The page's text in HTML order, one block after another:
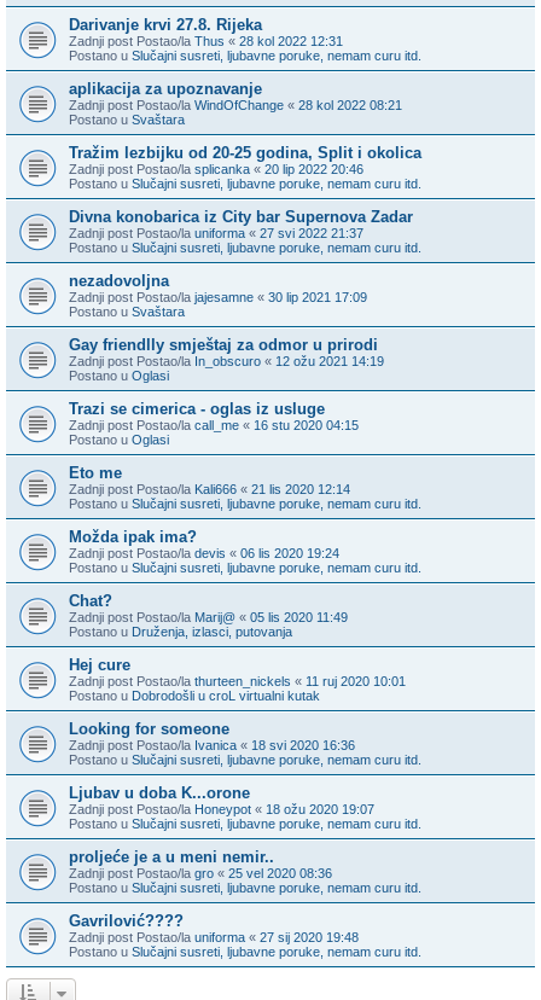
Darivanje krvi 27.8. Rijeka
Zadnji post Postao/la Thus « 28 kol 2022 12:31
Postano u Slučajni susreti, ljubavne poruke, nemam curu itd.
aplikacija za upoznavanje
Zadnji post Postao/la WindOfChange « 28 kol 2022 08:21
Postano u Svaštara
Tražim lezbijku od 20-25 godina, Split i okolica
Zadnji post Postao/la splicanka « 20 lip 2022 20:46
Postano u Slučajni susreti, ljubavne poruke, nemam curu itd.
Divna konobarica iz City bar Supernova Zadar
Zadnji post Postao/la uniforma « 27 svi 2022 21:37
Postano u Slučajni susreti, ljubavne poruke, nemam curu itd.
nezadovoljna
Zadnji post Postao/la jajesamne « 30 lip 2021 17:09
Postano u Svaštara
Gay friendlly smještaj za odmor u prirodi
Zadnji post Postao/la In_obscuro « 12 ožu 2021 14:19
Postano u Oglasi
Trazi se cimerica - oglas iz usluge
Zadnji post Postao/la call_me « 16 stu 2020 04:15
Postano u Oglasi
Eto me
Zadnji post Postao/la Kali666 « 21 lis 2020 12:14
Postano u Slučajni susreti, ljubavne poruke, nemam curu itd.
Možda ipak ima?
Zadnji post Postao/la devis « 06 lis 2020 19:24
Postano u Slučajni susreti, ljubavne poruke, nemam curu itd.
Chat?
Zadnji post Postao/la Marij@ « 05 lis 2020 11:49
Postano u Druženja, izlasci, putovanja
Hej cure
Zadnji post Postao/la thurteen_nickels « 11 ruj 2020 10:01
Postano u Dobrodošli u croL virtualni kutak
Looking for someone
Zadnji post Postao/la Ivanica « 18 svi 2020 16:36
Postano u Slučajni susreti, ljubavne poruke, nemam curu itd.
Ljubav u doba K...orone
Zadnji post Postao/la Honeypot « 18 ožu 2020 19:07
Postano u Slučajni susreti, ljubavne poruke, nemam curu itd.
proljeće je a u meni nemir..
Zadnji post Postao/la gro « 25 vel 2020 08:36
Postano u Slučajni susreti, ljubavne poruke, nemam curu itd.
Gavrilović????
Zadnji post Postao/la uniforma « 27 sij 2020 19:48
Postano u Slučajni susreti, ljubavne poruke, nemam curu itd.